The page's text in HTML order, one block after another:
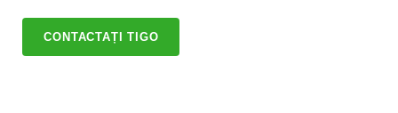
CONTACTAȚI TIGO